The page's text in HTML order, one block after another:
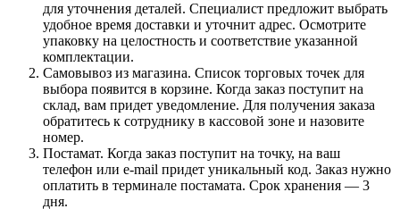
для уточнения деталей. Специалист предложит выбрать
удобное время доставки и уточнит адрес. Осмотрите
упаковку на целостность и соответствие указанной
комплектации.
Самовывоз из магазина. Список торговых точек для
выбора появится в корзине. Когда заказ поступит на
склад, вам придет уведомление. Для получения заказа
обратитесь к сотруднику в кассовой зоне и назовите
номер.
Постамат. Когда заказ поступит на точку, на ваш
телефон или e-mail придет уникальный код. Заказ нужно
оплатить в терминале постамата. Срок хранения — 3
дня.